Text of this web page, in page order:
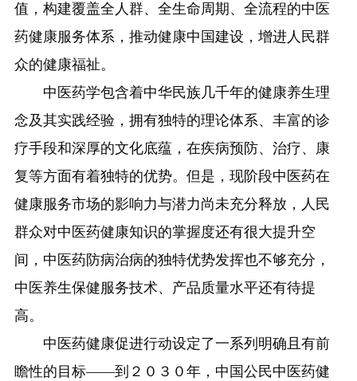
值，构建覆盖全人群、全生命周期、全流程的中医
药健康服务体系，推动健康中国建设，增进人民群
众的健康福祉。
中医药学包含着中华民族几千年的健康养生理
念及其实践经验，拥有独特的理论体系、丰富的诊
疗手段和深厚的文化底蕴，在疾病预防、治疗、康
复等方面有着独特的优势。但是，现阶段中医药在
健康服务市场的影响力与潜力尚未充分释放，人民
群众对中医药健康知识的掌握度还有很大提升空
间，中医药防病治病的独特优势发挥也不够充分，
中医养生保健服务技术、产品质量水平还有待提
高。
中医药健康促进行动设定了一系列明确且有前
瞻性的目标——到２０３０年，中国公民中医药健